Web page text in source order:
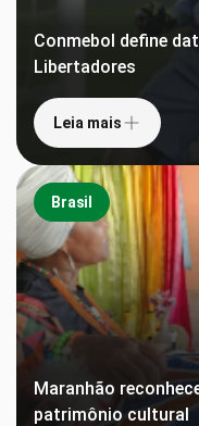
Conmebol define
Libertadores
Leia mais
Brasil
Maranhão
patrimônio cultural